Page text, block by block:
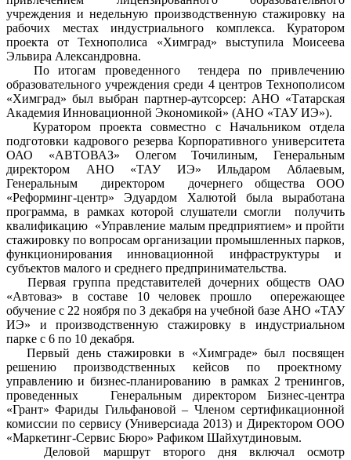
учреждения и недельную производственную стажировку на
рабочих местах индустриального комплекса. Куратором
проекта от Технополиса «Химград» выступила Моисеева
Эльвира Александровна.
По итогам проведенного тендера по привлечению
образовательного учреждения среди 4 центров Технополисом
«Химград» был выбран партнер-аутсорсер: АНО «Татарская
Академия Инновационной Экономикой» (АНО «ТАУ ИЭ»).
Куратором проекта совместно с Начальником отдела
подготовки кадрового резерва Корпоративного университета
ОАО «АВТОВАЗ» Олегом Точилиным, Генеральным
директором АНО «ТАУ ИЭ» Ильдаром Аблаевым,
Генеральным директором дочернего общества ООО
«Реформинг-центр» Эдуардом Халютой была выработана
программа, в рамках которой слушатели смогли получить
квалификацию «Управление малым предприятием» и пройти
стажировку по вопросам организации промышленных парков,
функционирования инновационной инфраструктуры и
субъектов малого и среднего предпринимательства.
Первая группа представителей дочерних обществ ОАО
«Автоваз» в составе 10 человек прошло опережающее
обучение с 22 ноября по 3 декабря на учебной базе АНО «ТАУ
ИЭ» и производственную стажировку в индустриальном
парке с 6 по 10 декабря.
Первый день стажировки в «Химграде» был посвящен
решению производственных кейсов по проектному
управлению и бизнес-планированию в рамках 2 тренингов,
проведенных Генеральным директором Бизнес-центра
«Грант» Фариды Гильфановой – Членом сертификационной
комиссии по сервису (Универсиада 2013) и Директором ООО
«Маркетинг-Сервис Бюро» Рафиком Шайхутдиновым.
Деловой маршрут второго дня включал осмотр